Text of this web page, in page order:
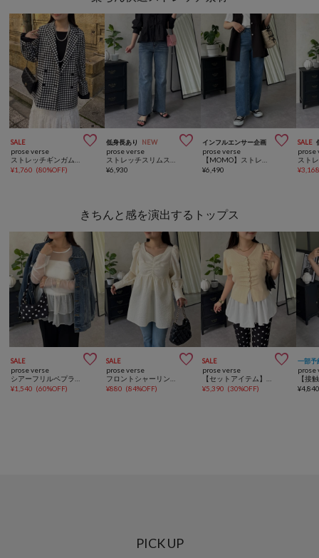
SALE 
prose verse
¥1,760 (80%OFF)
低身長あり NEW 
prose verse
¥6,930
インフルエンサー企画 
prose verse
¥6,490
SALE
prose
¥
きちんと感を演出するトップス
SALE 
prose verse
¥1,540 (60%OFF)
SALE 
prose verse
¥880 (84%OFF)
SALE 
prose verse
¥5,390 (30%OFF)
一部予
prose
¥
PICK UP